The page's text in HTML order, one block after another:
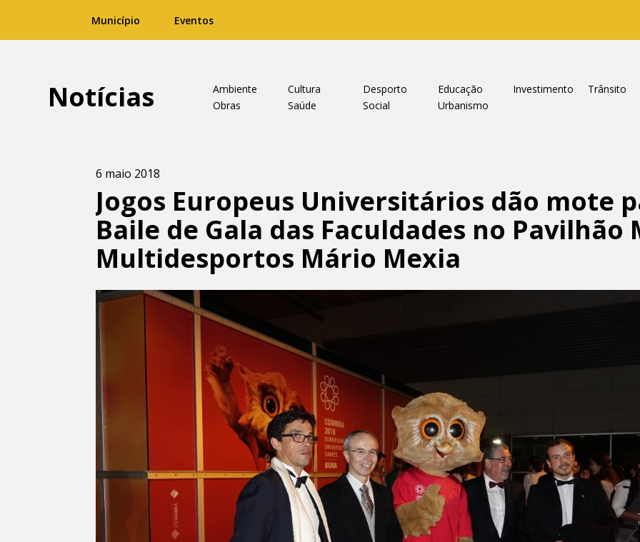
Município Eventos
Notícias Ambiente Cultura Desporto Educação Investimento
Trânsito
Obras
Saúde Social Urbanismo
6 maio 2018
Jogos Europeus Universitários dão mote
Baile de Gala das Faculdades no Pavilhão
Multidesportos Mário Mexia